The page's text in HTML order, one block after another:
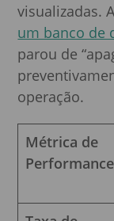
visualizadas.
um banco de
parou de
operação.
Métrica de
Performance